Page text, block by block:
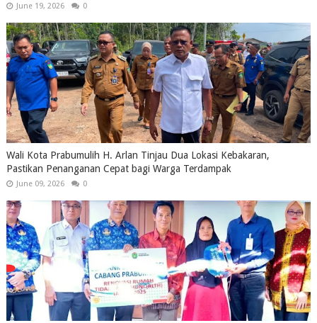
June 19, 2026 0
Wali Kota Prabumulih H. Arlan Tinjau Dua Lokasi Kebakaran,
Pastikan Penanganan Cepat bagi Warga Terdampak
June 09, 2026 0